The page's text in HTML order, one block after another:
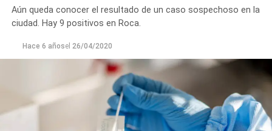
Aún queda conocer el resultado de un caso sospechoso en la
ciudad. Hay 9 positivos en Roca.
Hace 6 añosel 26/04/2020